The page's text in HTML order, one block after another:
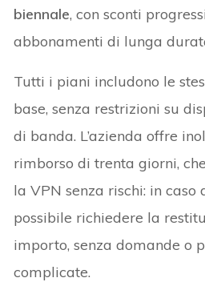
biennale, con sconti
abbonamenti di lunga
Tutti i piani includono le
base, senza restrizioni su
di banda. L’azienda offre
rimborso di trenta giorni,
la VPN senza rischi: in caso
possibile richiedere la
importo, senza domande o
complicate.